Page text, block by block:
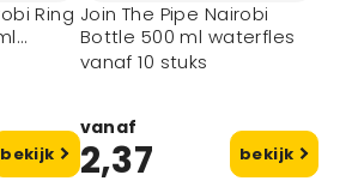
Ring
bekijk
Join The Pipe Nairobi
Bottle 500 ml waterfles
vanaf 10 stuks
vanaf
2,37 bekijk